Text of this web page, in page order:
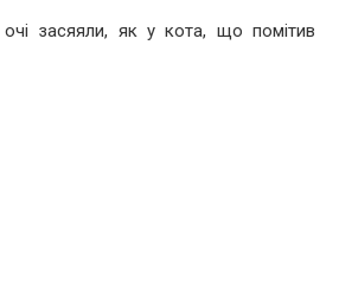
засяяли, як у кота, що помітив